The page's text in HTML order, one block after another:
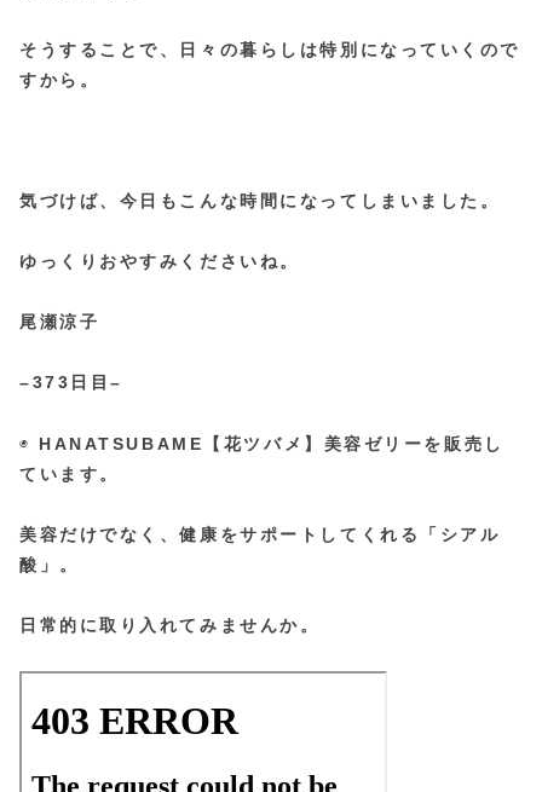
そうすることで、日々の暮らしは特別になっていくので
すから。
気づけば、今日もこんな時間になってしまいました。
ゆっくりおやすみくださいね。
尾瀬涼子
–373日目–
◉ HANATSUBAME【花ツバメ】美容ゼリーを販売し
ています。
美容だけでなく、健康をサポートしてくれる「シアル
酸」。
日常的に取り入れてみませんか。